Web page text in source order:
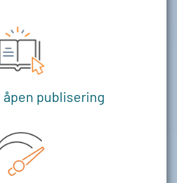
åpen publisering